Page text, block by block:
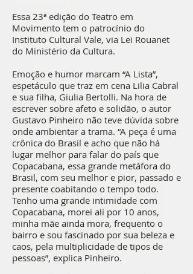
Essa 23ª edição do Teatro em
Movimento tem o patrocínio do
Instituto Cultural Vale, via Lei Rouanet
do Ministério da Cultura.
Emoção e humor marcam “A Lista”,
espetáculo que traz em cena Lilia Cabral
e sua filha, Giulia Bertolli. Na hora de
escrever sobre afeto e solidão, o autor
Gustavo Pinheiro não teve dúvida sobre
onde ambientar a trama. “A peça é uma
crônica do Brasil e acho que não há
lugar melhor para falar do país que
Copacabana, essa grande metáfora do
Brasil, com seu melhor e pior, passado e
presente coabitando o tempo todo.
Tenho uma grande intimidade com
Copacabana, morei ali por 10 anos,
minha mãe ainda mora, frequento o
bairro e sou fascinado por sua beleza e
caos, pela multiplicidade de tipos de
pessoas”, explica Pinheiro.